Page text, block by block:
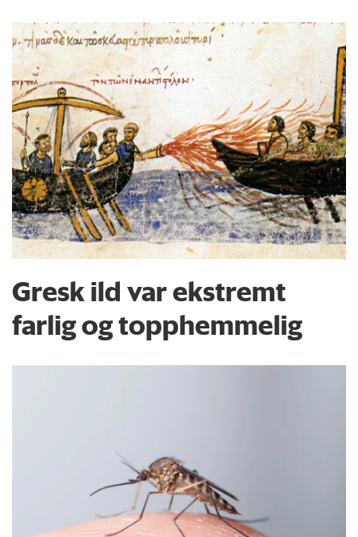
Gresk ild var ekstremt
farlig og topphemmelig